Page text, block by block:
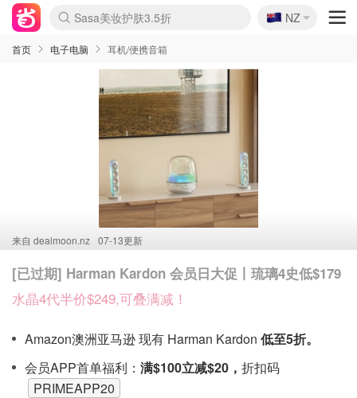
lululemon折扣上新
Sasa美妆护肤3.5折
SSENSE年中2.5折
FreshBeauty好价汇总
Cettire降价+叠9折
WWS Coles超市实拍
viagogo二手票捡漏
Myer超级周末
The Outnet奢牌1折起
David Jones 3折起
Flannels大牌1折
Perfumes Club护肤1折
AMIRO面罩$251
Amazon折扣汇总
eToro入金$200送$50
Amazon数码好物
ICONIC本周7.5折
ThedoubleF高奢地板价
Moose Knuckles 6折
丝芙兰5折起
EUFY摄像头$98
Selenichast首饰2折
Trip机票酒店促销
YSL送5件彩妆礼
Amazon家居好物
Amazon美妆护肤
雅漾大喷$8
过敏原检测盒$33
伊索独家赠50ml沐浴露
科颜氏高保湿面霜$29
SEALIFE海洋馆门票6折
丝塔芙大白罐$16
订阅Newsletter送香薰
Cult Beauty 6.8折
Harrods圣诞日历$525
LN-CC奢牌私促3折
d'Alba空姐喷雾$16
EVE LOM套装£56
Bernardelli独家4折
Adore Beauty 6折起
CT圣诞日历
Mytheresa奢品2.7折
Luxury Escapes 9折
Currentbody美容仪$881
MOON Garden Live
Roborock扫地机$649
Tingo Life水杯$24
Valentino官网5折
CR洗护套装$23
修丽可4件套$159
Myer彩妆2件7折
GANNI官网4.5折
Stylevana韩妆4折
Tessabit高奢8.5折
OGX洗发水$11
Amazon阿德莱德次日达
卡诗8.5折+赠礼
Philips Hue灯具8折
🇳🇿
NZ
首页 电子电脑 耳机/便携音箱
来自 dealmoon.nz 07-13更新
[已过期] Harman Kardon 会员日大促丨琉璃4史低$179
水晶4代半价$249,可叠满减！
Amazon澳洲亚马逊 现有 Harman Kardon 低至5折。
会员APP首单福利： 满$100立减$20， 折扣码
PRIMEAPP20